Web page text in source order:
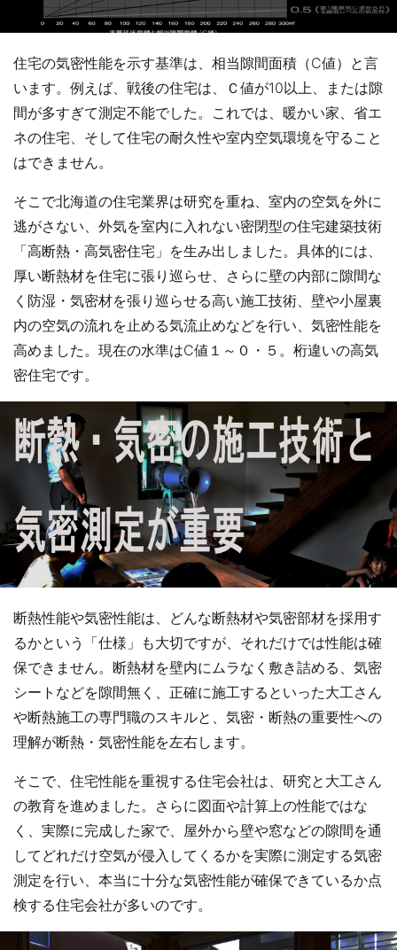
住宅の気密性能を示す基準は、相当隙間面積（C値）と言
います。例えば、戦後の住宅は、Ｃ値が10以上、または隙
間が多すぎて測定不能でした。これでは、暖かい家、省エ
ネの住宅、そして住宅の耐久性や室内空気環境を守ること
はできません。
そこで北海道の住宅業界は研究を重ね、室内の空気を外に
逃がさない、外気を室内に入れない密閉型の住宅建築技術
「高断熱・高気密住宅」を生み出しました。具体的には、
厚い断熱材を住宅に張り巡らせ、さらに壁の内部に隙間な
く防湿・気密材を張り巡らせる高い施工技術、壁や小屋裏
内の空気の流れを止める気流止めなどを行い、気密性能を
高めました。現在の水準はC値１～０・５。桁違いの高気
密住宅です。
断熱性能や気密性能は、どんな断熱材や気密部材を採用す
るかという「仕様」も大切ですが、それだけでは性能は確
保できません。断熱材を壁内にムラなく敷き詰める、気密
シートなどを隙間無く、正確に施工するといった大工さん
や断熱施工の専門職のスキルと、気密・断熱の重要性への
理解が断熱・気密性能を左右します。
そこで、住宅性能を重視する住宅会社は、研究と大工さん
の教育を進めました。さらに図面や計算上の性能ではな
く、実際に完成した家で、屋外から壁や窓などの隙間を通
してどれだけ空気が侵入してくるかを実際に測定する気密
測定を行い、本当に十分な気密性能が確保できているか点
検する住宅会社が多いのです。